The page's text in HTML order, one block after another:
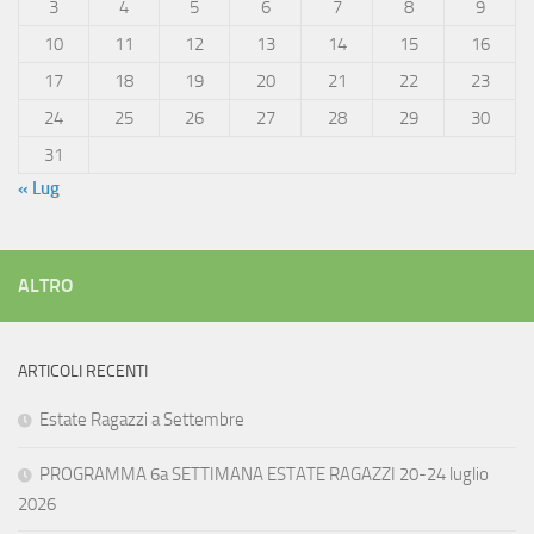
3
4 5 6 7 8
9
10
11 12 13 14 15
16
17
18 19 20 21 22
23
24
25 26 27 28 29
30
31
« Lug
ALTRO
ARTICOLI RECENTI
Estate Ragazzi a Settembre
PROGRAMMA 6a SETTIMANA ESTATE RAGAZZI 20-24 luglio
2026